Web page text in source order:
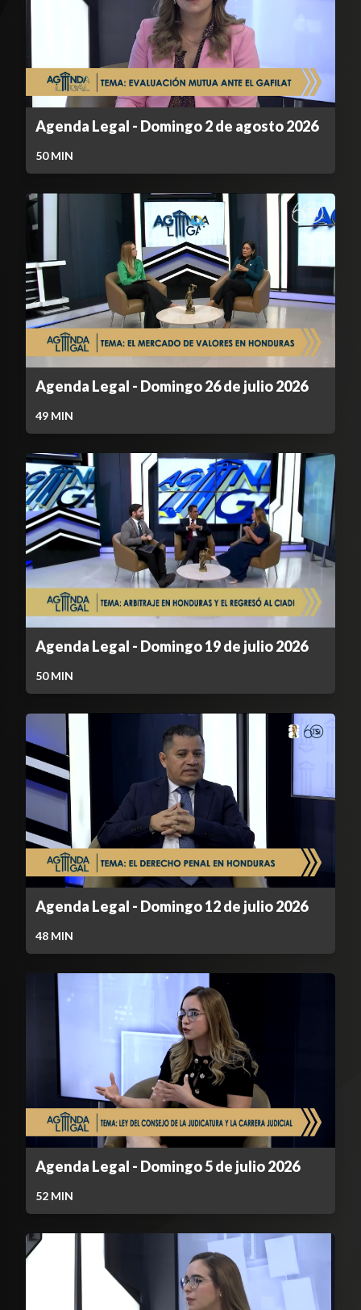
Agenda Legal - Domingo 2 de agosto 2026
50MIN
Agenda Legal - Domingo 26 de julio 2026
49 MIN
Agenda Legal - Domingo 19 de julio 2026
50MIN
Agenda Legal - Domingo 12 de julio 2026
48 MIN
Agenda Legal - Domingo 5 de julio 2026
52 MIN